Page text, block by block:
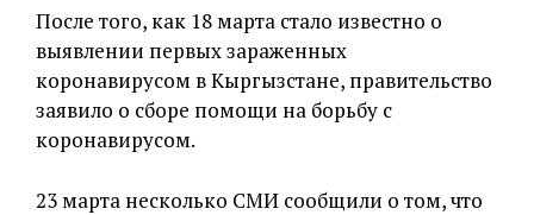
После того, как 18 марта стало известно о
выявлении первых зараженных
коронавирусом в Кыргызстане, правительство
заявило о сборе помощи на борьбу с
коронавирусом.
23 марта несколько СМИ сообщили о том, что